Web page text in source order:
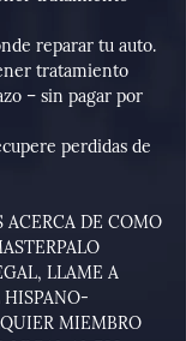
reparar tu auto.
tratamiento
– sin pagar por
perdidas de
ACERCA DE COMO
LLAME A
HISPANO-
MIEMBRO